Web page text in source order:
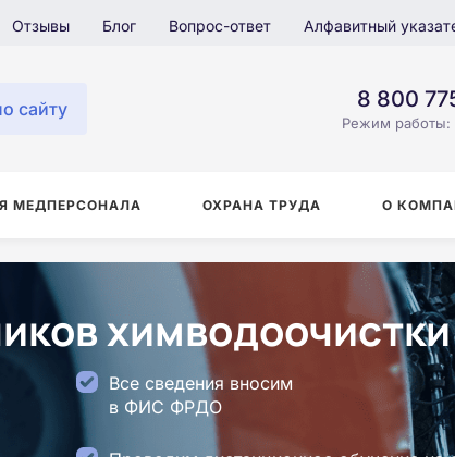
Отзывы Блог Вопрос-ответ Алфавитный
сайту 8 800
Режим работы:
МЕДПЕРСОНАЛА ОХРАНА ТРУДА О
Все сведения вносим
в ФИС ФРДО